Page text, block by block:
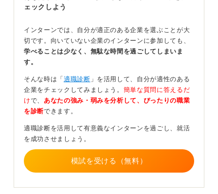
ったプロセスを示すことで、論理的思考力やリーダーシ
活動の背景や工夫、学びを具体的に語ることで説得
力が増す
いますが、実際にはフィールドワークや実地調査、外部
発表など、実践的な活動や社会との接点を持つゼミも多
くあります。
もし不安ならば、アルバイトで得た対人コミュニケーシ
ョンやタイムマネジメント、サークルでのイベント企画
経験など、ほかのエピソードと組み合わせて学びを実践
ェックしよう
インターンでは、自分が適正のある企業を選ぶことが大
切です。向いていない企業のインターンに参加しても、
学べることは少なく、無駄な時間を過ごしてしまいま
す。
そんな時は「 適職診断 」を活用して、自分が適性のある
企業をチェックしてみましょう。 簡単な質問に答えるだ
けで、 あなたの強み・弱みを分析して、ぴったりの職業
を診断できます。
適職診断を活用して有意義なインターンを過ごし、就活
を成功させましょう。
模試を受ける（無料）